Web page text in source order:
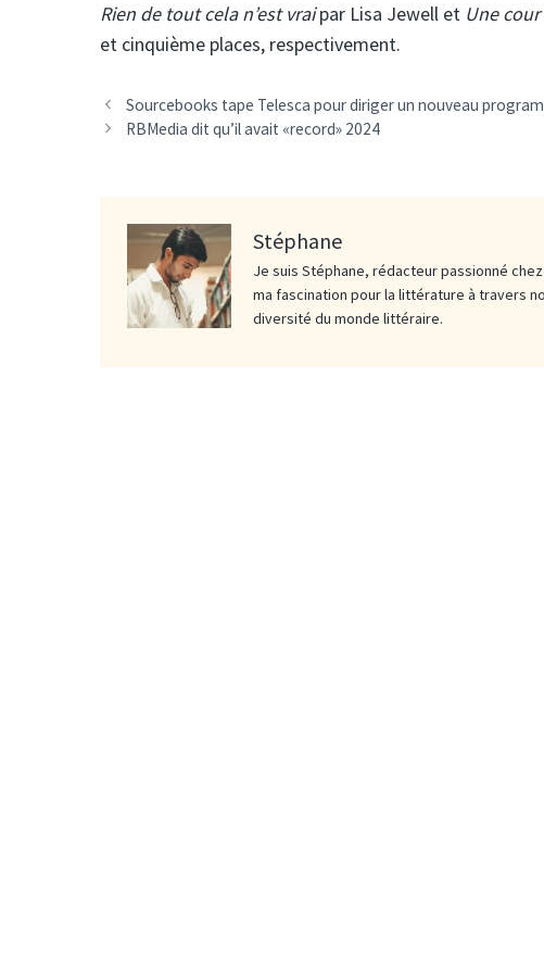
Rien de tout cela n’est vraipar Lisa Jewell et Une
et cinquième places, respectivement.
Sourcebooks tape Telesca pour diriger un nouveau
RBMedia dit qu’il avait «record» 2024
Stéphane
Je suis Stéphane, rédacteur passionné
ma fascination pour la littérature à travers
diversité du monde littéraire.